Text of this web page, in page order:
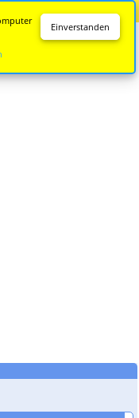
Einverstanden